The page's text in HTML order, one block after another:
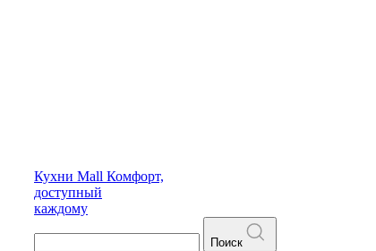
Кухни Mall Комфорт,
доступный
каждому
Поиск